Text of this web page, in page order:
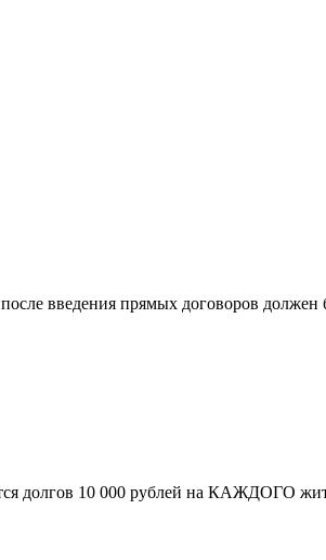
введения прямых договоров должен
долгов 10 000 рублей на КАЖДОГО